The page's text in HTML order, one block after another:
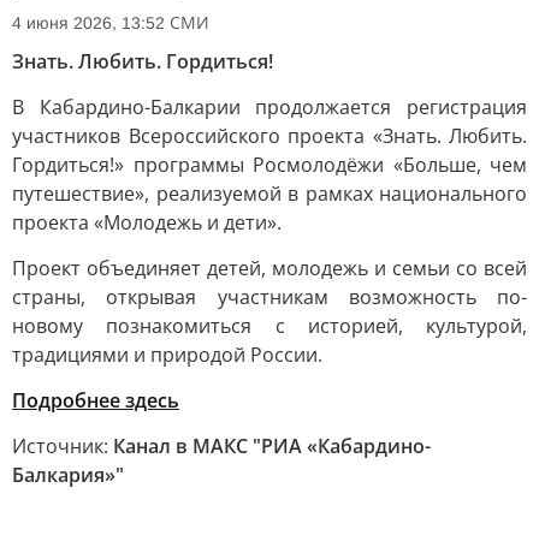
4 июня 2026, 13:52 СМИ
Знать. Любить. Гордиться!
В Кабардино-Балкарии продолжается регистрация
участников Всероссийского проекта «Знать. Любить.
Гордиться!» программы Росмолодёжи «Больше, чем
путешествие», реализуемой в рамках национального
проекта «Молодежь и дети».
Проект объединяет детей, молодежь и семьи со всей
страны, открывая участникам возможность по-
новому познакомиться с историей, культурой,
традициями и природой России.
Подробнее здесь
Источник: Канал в МАКС "РИА «Кабардино-
Балкария»"